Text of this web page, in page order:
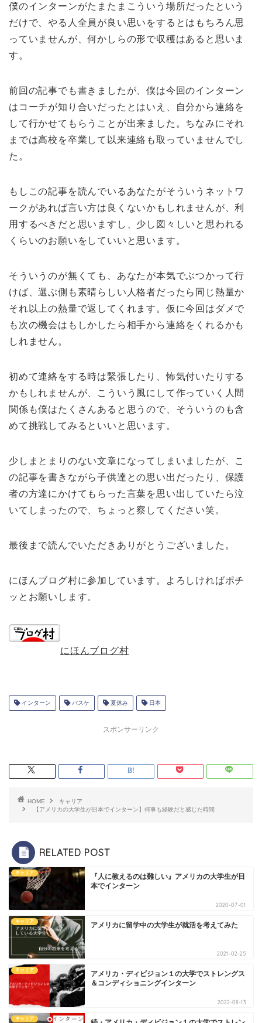
僕のインターンがたまたまこういう場所だったという
だけで、やる人全員が良い思いをするとはもちろん思
っていませんが、何かしらの形で収穫はあると思いま
す。
前回の記事でも書きましたが、僕は今回のインターン
はコーチが知り合いだったとはいえ、自分から連絡を
して行かせてもらうことが出来ました。ちなみにそれ
までは高校を卒業して以来連絡も取っていませんでし
た。
もしこの記事を読んでいるあなたがそういうネットワ
ークがあれば言い方は良くないかもしれませんが、利
用するべきだと思いますし、少し図々しいと思われる
くらいのお願いをしていいと思います。
そういうのが無くても、あなたが本気でぶつかって行
けば、選ぶ側も素晴らしい人格者だったら同じ熱量か
それ以上の熱量で返してくれます。仮に今回はダメで
も次の機会はもしかしたら相手から連絡をくれるかも
しれません。
初めて連絡をする時は緊張したり、怖気付いたりする
かもしれませんが、こういう風にして作っていく人間
関係も僕はたくさんあると思うので、そういうのも含
めて挑戦してみるといいと思います。
少しまとまりのない文章になってしまいましたが、こ
の記事を書きながら子供達との思い出だったり、保護
者の方達にかけてもらった言葉を思い出していたら泣
いてしまったので、ちょっと察してください笑。
最後まで読んでいただきありがとうございました。
にほんブログ村に参加しています。よろしければポチ
ッとお願いします。
にほんブログ村
インターン バスケ 夏休み 日本
スポンサーリンク
HOME
キャリア
【アメリカの大学生が日本でインターン】何事も経験だと感じた時間
RELATED POST
キャリア
『人に教えるのは難しい』アメリカの大学生が日
本でインターン
2020-07-01
キャリア アメリカに留学中の大学生が就活を考えてみた
2021-02-25
キャリア
アメリカ・ディビジョン１の大学でストレングス
＆コンディショニングインターン
2022-08-13
キャリア